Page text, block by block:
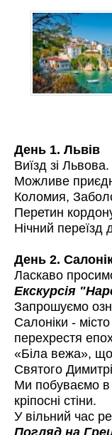
День 1. Львів
Виїзд зі Львова.
Можливе
Коломия,
Перетин
Нічний переїзд
День 2.
Ласкаво
Екскурсія
Запрошуємо
Салоніки - місто
перехрестя
«Біла вежа»,
Святого
Ми побуваємо в
кріпосні стіни.
У вільний час
Погляд на